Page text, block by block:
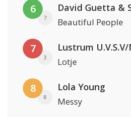
6
7
David Guetta &
Beautiful People
7
3 Lotje
8
8
Lola Young
Messy